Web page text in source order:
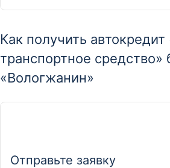
Как получить
транспортное средство»
«Вологжанин»
Отправьте заявку